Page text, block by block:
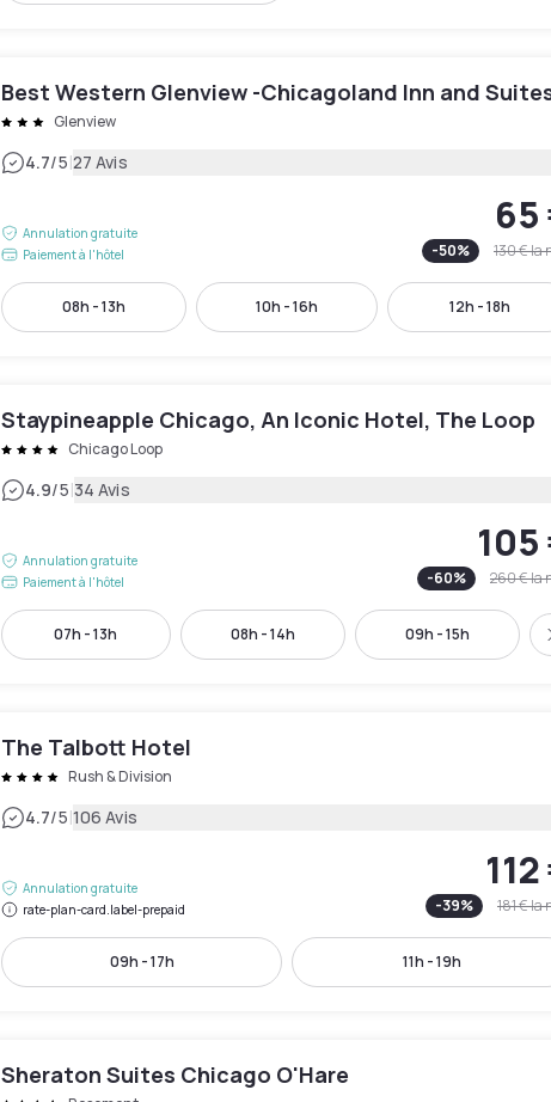
Best Western Glenview -Chicagoland Inn and
Glenview
4.7/5|27 Avis
Annulation gratuite
Paiement à l'hôtel
65
-50% 130 €la
08h - 13h 10h - 16h 12h - 18h
Staypineapple Chicago, An Iconic Hotel, The Loop
Chicago Loop
4.9/5|34 Avis
Annulation gratuite
Paiement à l'hôtel
105
-60% 260 €la
07h - 13h 08h - 14h 09h - 15h
The Talbott Hotel
Rush & Division
4.7/5|106 Avis
Annulation gratuite
rate-plan-card.label-prepaid
-39% 181 €la
09h - 17h 11h - 19h
Sheraton Suites Chicago O'Hare